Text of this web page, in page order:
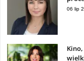
06 lip